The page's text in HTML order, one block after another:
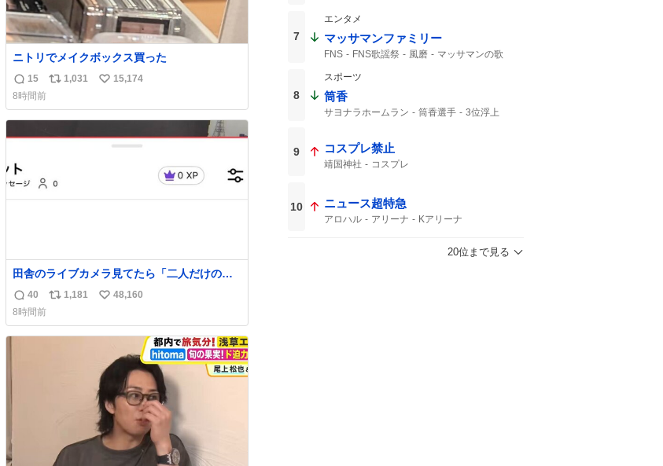
ニトリでメイクボックス買った
返
信
数
15
リ
ス
ト
1,031
い
ね
数
15,174
8時間前
田舎のライブカメラ見てたら「二人だけの世
界」を発見した
返
信
数
40
リ
ス
1,181
い
ね
48,160
8時間前
7
エンタメ
マッサマンファミリー
FNS FNS歌謡祭 風磨
マッサマンの歌
8
スポーツ
筒香
サヨナラホームラン 筒香選手
3位浮上
サヨナラ
10号
DeNA
延長戦
9 コスプレ禁止
靖国神社 コスプレ
10 ニュース超特急
アロハル アリーナ Kアリーナ
20位まで見る